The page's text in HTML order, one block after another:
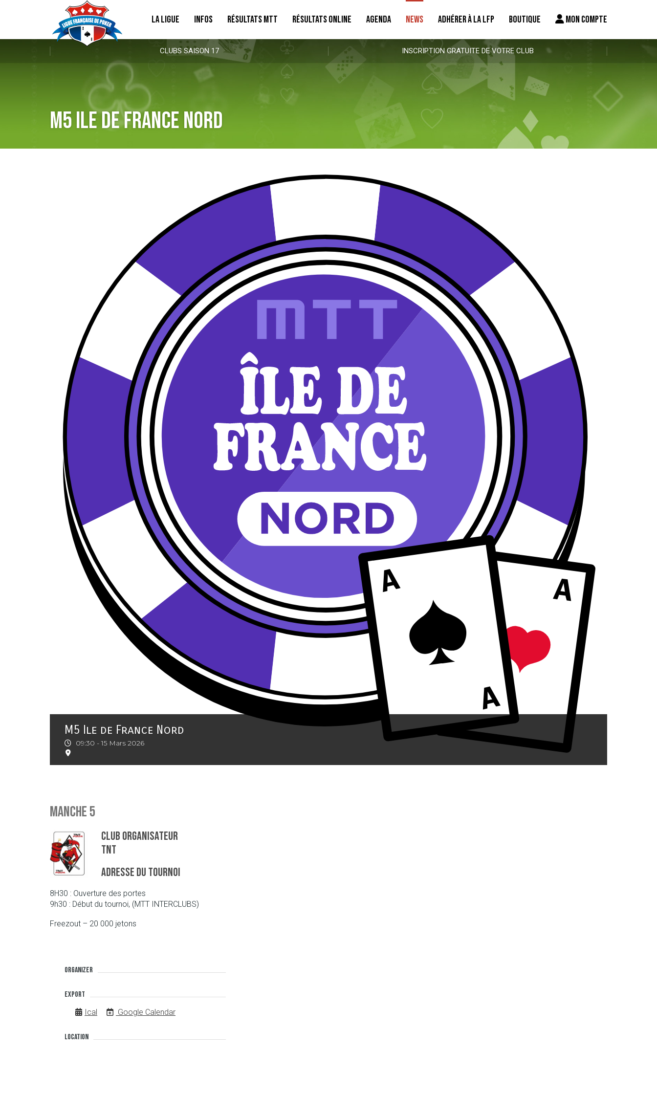
LA LIGUE INFOS RÉSULTATS MTT RÉSULTATS ONLINE AGENDA NEWS ADHÉRER À LA LFP BOUTIQUE MON COMPTE
CLUBS SAISON 17 INSCRIPTION GRATUITE DE VOTRE CLUB
M5 Ile de France Nord
M5 Ile de France Nord
09:30 -15 Mars 2026
Manche 5
Club organisateur
TNT
Adresse du tournoi
8H30 : Ouverture des portes
9h30 : Début du tournoi, (MTT INTERCLUBS)
Freezout – 20 000 jetons
Organizer
Export
Ical
Google Calendar
Location